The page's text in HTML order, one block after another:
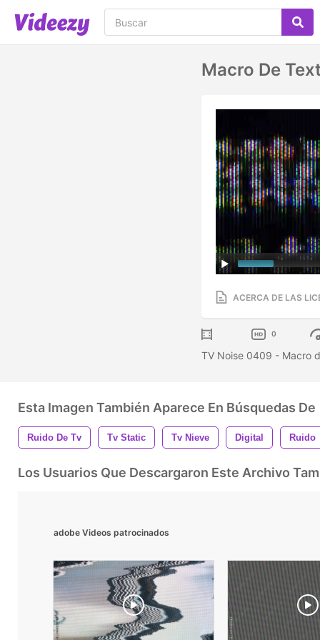
Macro De
ACERCA DE LAS
0
TV Noise 0409 - Macro
Esta Imagen También Aparece En Búsquedas De
Ruido De Tv Tv Static Tv Nieve Digital Ruido
Los Usuarios Que Descargaron Este Archivo
adobe Videos patrocinados